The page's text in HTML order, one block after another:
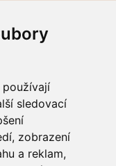
sledovací
zobrazení
a reklam,
sortimentu
analytických